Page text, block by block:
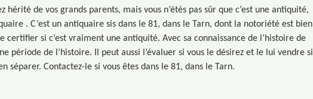
hérité de vos grands parents, mais vous n’étés pas sûr que c’est une antiquité,
. C’est un antiquaire sis dans le 81, dans le Tarn, dont la notoriété est bien
si c’est vraiment une antiquité. Avec sa connaissance de l’histoire de
période de l’histoire. Il peut aussi l’évaluer si vous le désirez et le lui vendre si
séparer. Contactez-le si vous êtes dans le 81, dans le Tarn.